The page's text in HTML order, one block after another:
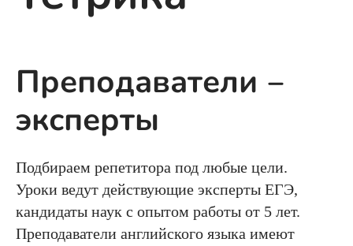
Преподаватели ‒
эксперты
Подбираем репетитора под любые цели.
Уроки ведут действующие эксперты ЕГЭ,
кандидаты наук с опытом работы от 5 лет.
Преподаватели английского языка имеют